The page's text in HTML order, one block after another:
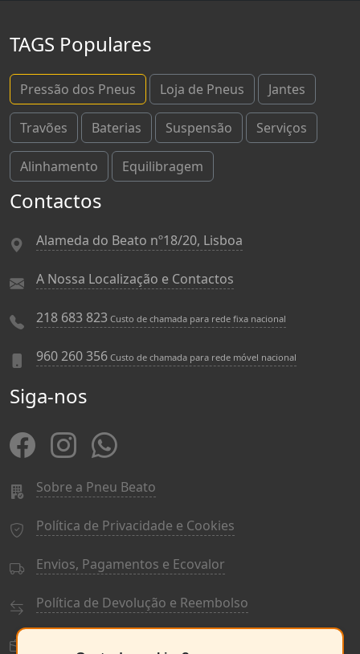
TAGS Populares
Pressão dos Pneus Loja de Pneus Jantes
Travões Baterias Suspensão Serviços
Alinhamento Equilibragem
Contactos
Alameda do Beato nº18/20, Lisboa
A Nossa Localização e Contactos
218 683 823 Custo de chamada para rede fixa nacional
960 260 356 Custo de chamada para rede móvel nacional
Siga-nos
Sobre a Pneu Beato
Política de Privacidade e Cookies
Envios, Pagamentos e Ecovalor
Política de Devolução e Reembolso